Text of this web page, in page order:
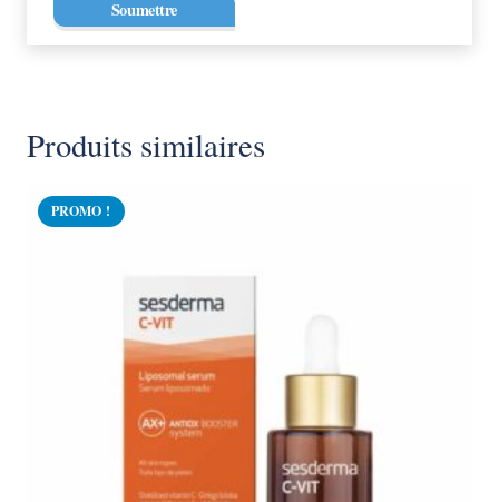
Produits similaires
PROMO !